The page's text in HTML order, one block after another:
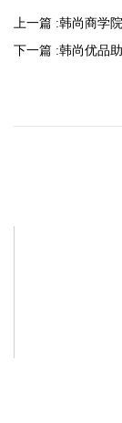
上一篇 :韩尚商学
下一篇 :韩尚优品